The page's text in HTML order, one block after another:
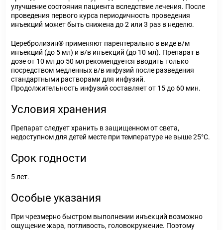
улучшение состояния пациента вследствие лечения. После
проведения первого курса периодичность проведения
инъекций может быть снижена до 2 или 3 раз в неделю.
Церебролизин® применяют парентерально в виде в/м
инъекций (до 5 мл) и в/в инъекций (до 10 мл). Препарат в
дозе от 10 мл до 50 мл рекомендуется вводить только
посредством медленных в/в инфузий после разведения
стандартными растворами для инфузий.
Продолжительность инфузий составляет от 15 до 60 мин.
Условия хранения
Препарат следует хранить в защищенном от света,
недоступном для детей месте при температуре не выше 25°C.
Срок годности
5 лет.
Особые указания
При чрезмерно быстром выполнении инъекций возможно
ощущение жара, потливость, головокружение. Поэтому